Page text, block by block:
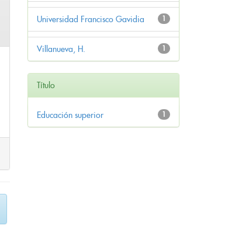
1
Universidad Francisco Gavidia
1
Villanueva, H.
Título
1
Educación superior